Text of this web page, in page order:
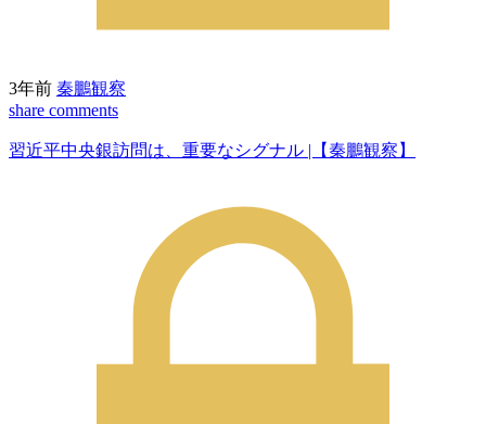
3年前 秦鵬観察
share comments
習近平中央銀訪問は、重要なシグナル |【秦鵬観察】